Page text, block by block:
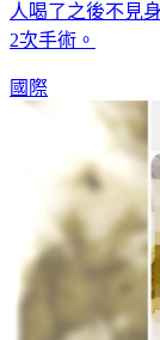
人喝了之後不見
2次手術。
國際